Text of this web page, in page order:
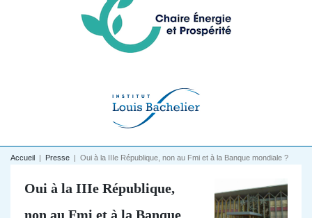
Accueil | Presse | Oui à la IIIe République, non au Fmi et à la Banque mondiale ?
Oui à la IIIe République,
non au Fmi et à la Banque